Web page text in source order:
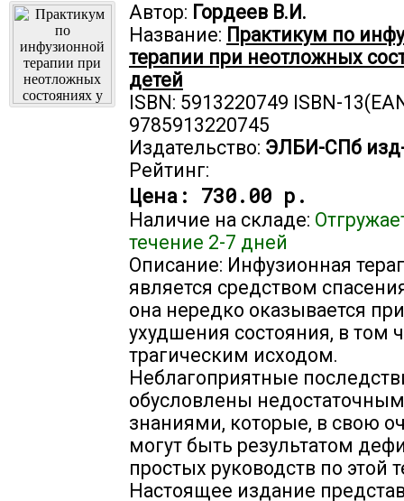
Автор: Гордеев В.И.
Название: Практикум по
терапии при неотложных
детей
ISBN: 5913220749 ISBN-
9785913220745
Издательство: ЭЛБИ-СПб
Рейтинг:
Цена: 730.00 р.
Наличие на складе:
течение 2-7 дней
Описание: Инфузионная
является средством
она нередко оказывается
ухудшения состояния, в том
трагическим исходом.
Неблагоприятные
обусловлены
знаниями, которые, в свою
могут быть результатом
простых руководств по этой
Настоящее издание